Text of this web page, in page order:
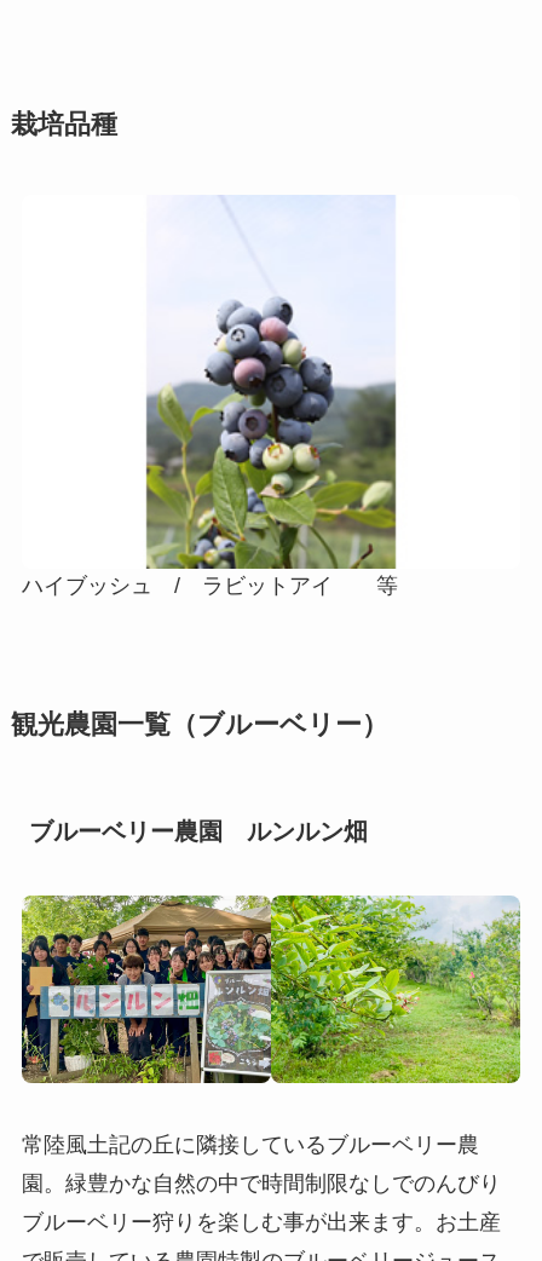
栽培品種
ハイブッシュ / ラビットアイ 等
観光農園一覧（ブルーベリー）
ブルーベリー農園 ルンルン畑
常陸⾵⼟記の丘に隣接しているブルーベリー農
園。緑豊かな⾃然の中で時間制限なしでのんびり
ブルーベリー狩りを楽しむ事が出来ます。お⼟産